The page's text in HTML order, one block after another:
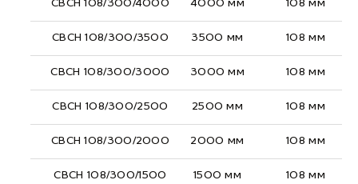
СВСН 108/300/4000 4000 мм 108 мм
СВСН 108/300/3500 3500 мм 108 мм
СВСН 108/300/3000 3000 мм 108 мм
СВСН 108/300/2500 2500 мм 108 мм
СВСН 108/300/2000 2000 мм 108 мм
СВСН 108/300/1500 1500 мм 108 мм